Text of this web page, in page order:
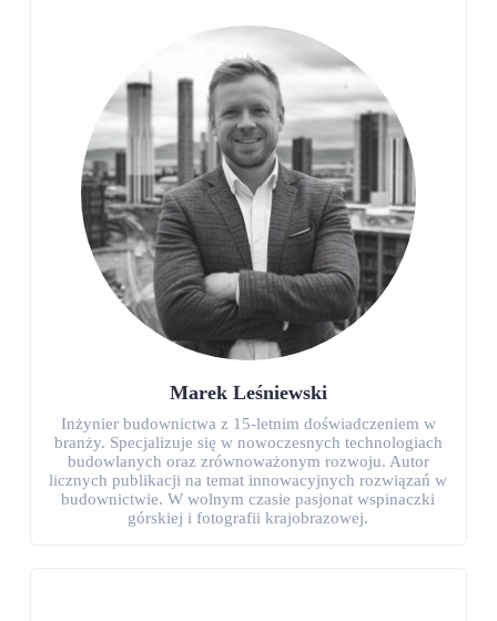
Marek Leśniewski
Inżynier budownictwa z 15-letnim doświadczeniem w
branży. Specjalizuje się w nowoczesnych technologiach
budowlanych oraz zrównoważonym rozwoju. Autor
licznych publikacji na temat innowacyjnych rozwiązań w
budownictwie. W wolnym czasie pasjonat wspinaczki
górskiej i fotografii krajobrazowej.